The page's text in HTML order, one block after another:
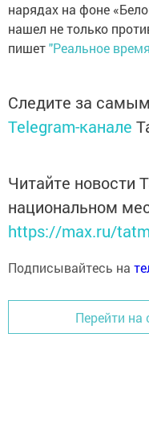
нарядах на фоне
нашел не только
пишет"Реальное
Следите за
Telegram-канале
Читайте новости
национальном
https://max.ru/
Подписывайтесь на
Перейти на